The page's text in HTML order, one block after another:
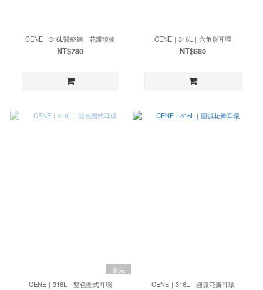
CENE｜316L醫療鋼｜花瓣項鍊
NT$780
CENE｜316L｜六角形耳環
NT$680
售完
CENE｜316L｜雙色圈式耳環
CENE｜316L｜圓弧花瓣耳環